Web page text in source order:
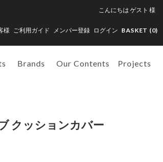
こんにちは ゲスト 様
様 ご利用ガイド メンバー登録 ログイン BASKET (0)
Brands Our Contents Projects
クッションカバー